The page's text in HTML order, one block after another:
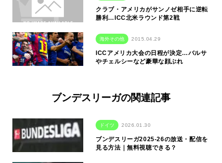
クラブ・アメリカがサンノゼ相手に逆転
勝利…ICC北米ラウンド第2戦
海外その他 2015.04.29
ICCアメリカ大会の日程が決定…バルサ
やチェルシーなど豪華な顔ぶれ
ブンデスリーガの関連記事
ドイツ 2026.01.30
ブンデスリーガ2025-26の放送・配信を
見る方法｜無料視聴できる？